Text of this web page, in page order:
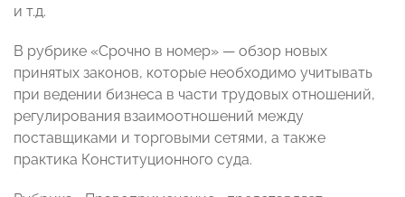
и т.д.
В рубрике «Срочно в номер» — обзор новых
принятых законов, которые необходимо учитывать
при ведении бизнеса в части трудовых отношений,
регулирования взаимоотношений между
поставщиками и торговыми сетями, а также
практика Конституционного суда.